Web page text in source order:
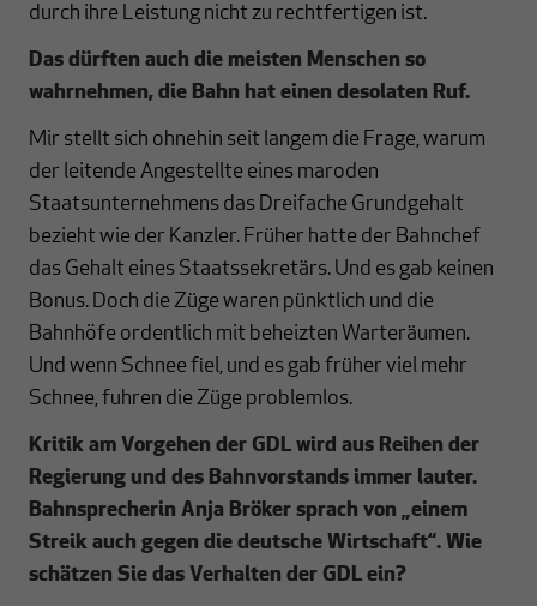
durch ihre Leistung nicht zu rechtfertigen ist.
Das dürften auch die meisten Menschen so
wahrnehmen, die Bahn hat einen desolaten Ruf.
Mir stellt sich ohnehin seit langem die Frage, warum
der leitende Angestellte eines maroden
Staatsunternehmens das Dreifache Grundgehalt
bezieht wie der Kanzler. Früher hatte der Bahnchef
das Gehalt eines Staatssekretärs. Und es gab keinen
Bonus. Doch die Züge waren pünktlich und die
Bahnhöfe ordentlich mit beheizten Warteräumen.
Und wenn Schnee fiel, und es gab früher viel mehr
Schnee, fuhren die Züge problemlos.
Kritik am Vorgehen der GDL wird aus Reihen der
Regierung und des Bahnvorstands immer lauter.
Bahnsprecherin Anja Bröker sprach von „einem
Streik auch gegen die deutsche Wirtschaft“. Wie
schätzen Sie das Verhalten der GDL ein?